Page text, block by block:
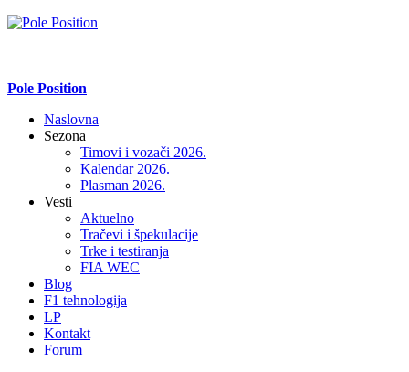
Pole Position
Naslovna
Sezona
Timovi i vozači 2026.
Kalendar 2026.
Plasman 2026.
Vesti
Aktuelno
Tračevi i špekulacije
Trke i testiranja
FIA WEC
Blog
F1 tehnologija
LP
Kontakt
Forum